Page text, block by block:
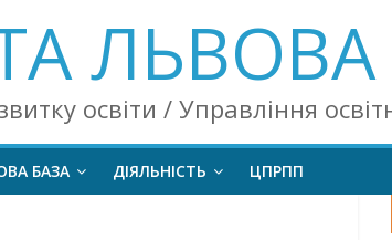
ЛЬВОВА
освіти / Управління
БАЗА ДІЯЛЬНІСТЬ ЦПРПП